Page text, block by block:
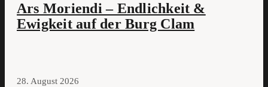
Ars Moriendi – Endlichkeit &
Ewigkeit auf der Burg Clam
28. August 2026